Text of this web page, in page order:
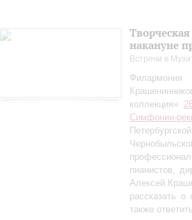
накануне
Встречи в
коллекция»
Симфонии-
пианистов,
Алексей
рассказать
также